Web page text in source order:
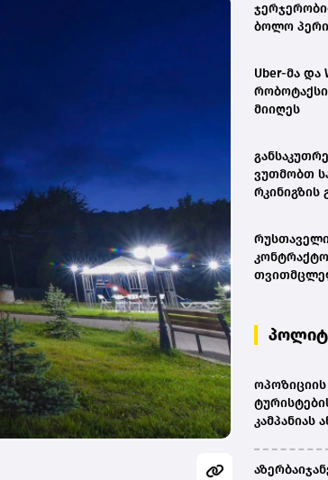
ბოლო
Uber-მა
მიიღეს
ვუთმობთ
რკინიგზის
პროგრამა -
ტექნიკის
კამპანიას